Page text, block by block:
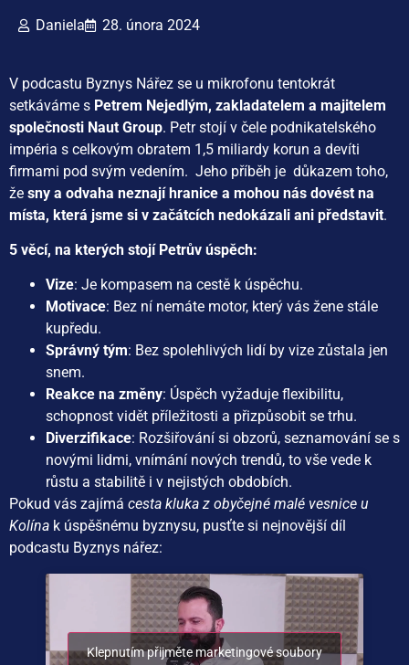
Daniela 28. února 2024
V podcastu Byznys Nářez se u mikrofonu tentokrát
setkáváme s Petrem Nejedlým, zakladatelem a majitelem
společnosti Naut Group. Petr stojí v čele podnikatelského
impéria s celkovým obratem 1,5 miliardy korun a devíti
firmami pod svým vedením. Jeho příběh je důkazem toho,
že sny a odvaha neznají hranice a mohou nás dovést na
místa, která jsme si v začátcích nedokázali ani představit.
5 věcí, na kterých stojí Petrův úspěch:
Vize: Je kompasem na cestě k úspěchu.
Motivace: Bez ní nemáte motor, který vás žene stále
kupředu.
Správný tým: Bez spolehlivých lidí by vize zůstala jen
snem.
Reakce na změny: Úspěch vyžaduje flexibilitu,
schopnost vidět příležitosti a přizpůsobit se trhu.
Diverzifikace: Rozšiřování si obzorů, seznamování se s
novými lidmi, vnímání nových trendů, to vše vede k
růstu a stabilitě i v nejistých obdobích.
Pokud vás zajímá cesta kluka z obyčejné malé vesnice u
Kolína k úspěšnému byznysu, pusťte si nejnovější díl
podcastu Byznys nářez:
Klepnutím přijměte marketingové soubory